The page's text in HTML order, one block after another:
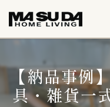
【納品事例
具・雑貨一